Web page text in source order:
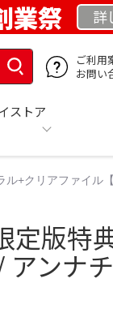
業祭 詳
ご利用
お問い
ストア
+クリアファイル【
定版特
アンナ